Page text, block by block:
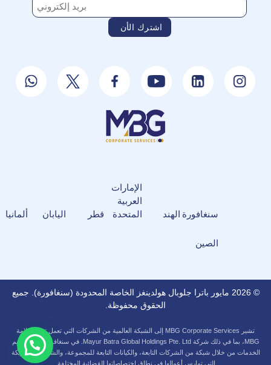
سنغافورة الهند
الإمارات
العربية
المتحدة
قطر اليابان ألمانيا
الصين
© 2026 مايور باترا جلوبال هولدينغز الخاصة المحدودة (سنغافورة). جميع
الحقوق محفوظة.
تشير MBG Corporate Services إلى الشبكة العالمية من الشركات التي تعمل تحت علامة
MBG، بما في ذلك شركة Mayur Batra Global Holdings Pte. Ltd. في سنغافورة. ويتم تقديم
الخدمات من خلال شبكة من الشركات التابعة، والكيانات التابعة للمجموعة، والشركات الشريكة
التي تمارس أعمالها في نطاق اختصاصاتها القضائية المختلفة.